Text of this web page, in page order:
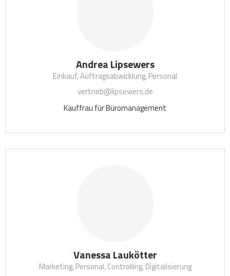
Andrea Lipsewers
Einkauf, Auftragsabwicklung, Personal
vertrieb@lipsewers.de
Kauffrau für Büromanagement
Vanessa Laukötter
Marketing, Personal, Controlling, Digitalisierung